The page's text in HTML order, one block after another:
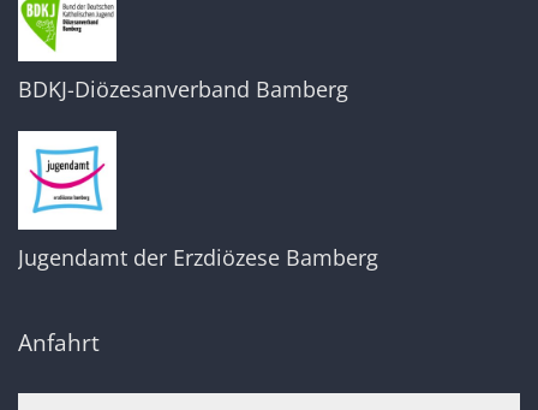
BDKJ-Diözesanverband Bamberg
Jugendamt der Erzdiözese Bamberg
Anfahrt